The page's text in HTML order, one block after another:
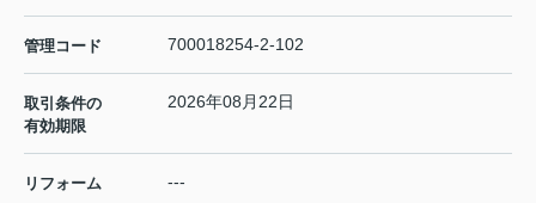
管理コード 700018254-2-102
取引条件の
有効期限
2026年08月22日
リフォーム ---